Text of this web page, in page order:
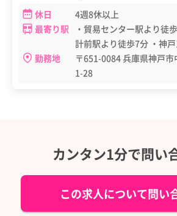
休日
4週8休以上
最寄り駅
・貿易センター駅より徒
計前駅より徒歩7分 ・神
勤務地
〒651-0084 兵庫県神戸
1-28
カンタン1分で問い
この求人について問い